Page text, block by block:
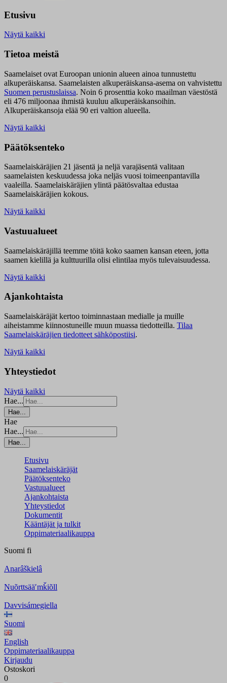
Etusivu
Näytä kaikki
Tietoa meistä
Saamelaiset ovat Euroopan unionin alueen ainoa tunnustettu
alkuperäiskansa. Saamelaisten alkuperäiskansa-asema on vahvistettu
Suomen perustuslaissa. Noin 6 prosenttia koko maailman väestöstä
eli 476 miljoonaa ihmistä kuuluu alkuperäiskansoihin.
Alkuperäiskansoja elää 90 eri valtion alueella.
Näytä kaikki
Päätöksenteko
Saamelaiskäräjien 21 jäsentä ja neljä varajäsentä valitaan
saamelaisten keskuudessa joka neljäs vuosi toimeenpantavilla
vaaleilla. Saamelaiskäräjien ylintä päätösvaltaa edustaa
Saamelaiskäräjien kokous.
Näytä kaikki
Vastuualueet
Saamelaiskäräjillä teemme töitä koko saamen kansan eteen, jotta
saamen kielillä ja kulttuurilla olisi elintilaa myös tulevaisuudessa.
Näytä kaikki
Ajankohtaista
Saamelaiskäräjät kertoo toiminnastaan medialle ja muille
aiheistamme kiinnostuneille muun muassa tiedotteilla. Tilaa
Saamelaiskäräjien tiedotteet sähköpostiisi.
Näytä kaikki
Yhteystiedot
Näytä kaikki
Hae...
Hae...
Hae
Hae...
Hae...
Etusivu
Saamelaiskäräjät
Päätöksenteko
Vastuualueet
Ajankohtaista
Yhteystiedot
Dokumentit
Kääntäjät ja tulkit
Oppimateriaalikauppa
Suomi fi
Anarâškielâ
Nuõrttsääʹmǩiõll
Davvisámegiella
Suomi
English
Oppimateriaalikauppa
Kirjaudu
Ostoskori
0